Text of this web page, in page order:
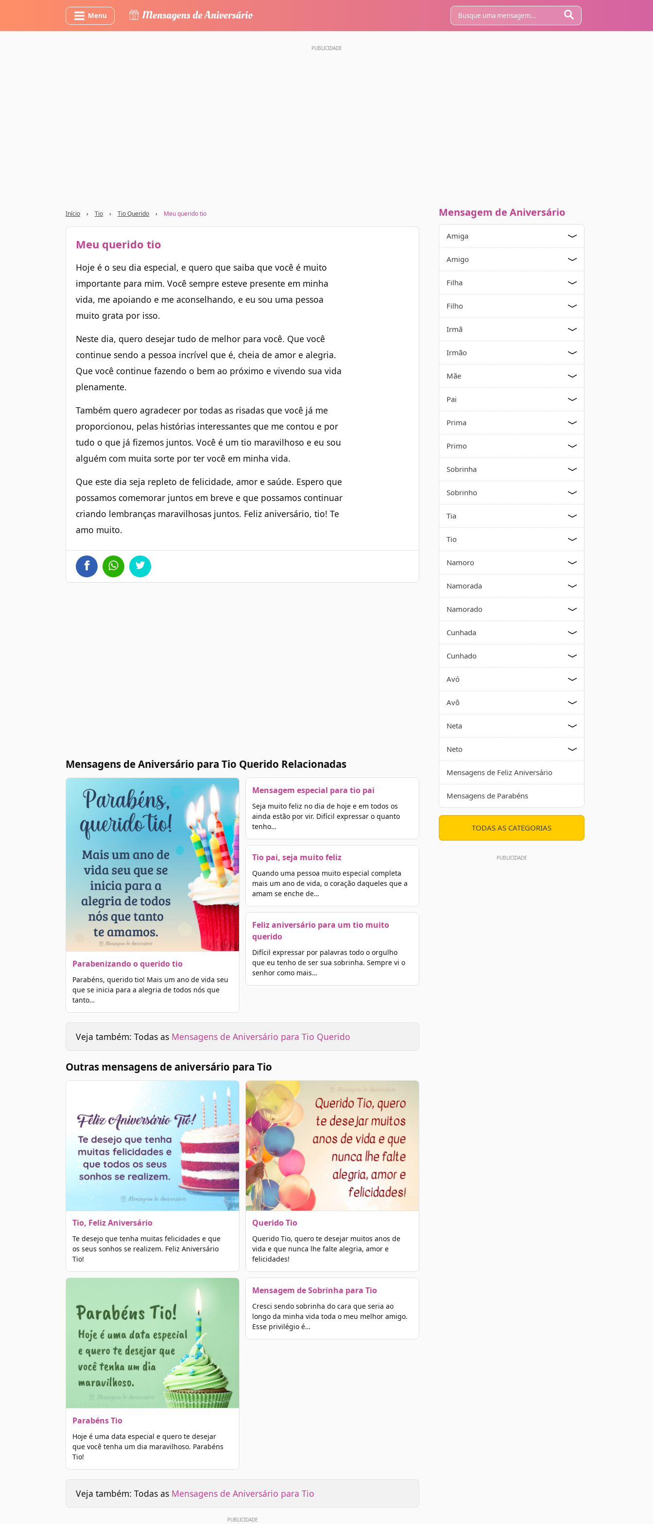
Menu
Início › Tio › Tio Querido › Meu querido tio
Meu querido tio
Hoje é o seu dia especial, e quero que saiba que você é muito
importante para mim. Você sempre esteve presente em minha
vida, me apoiando e me aconselhando, e eu sou uma pessoa
muito grata por isso.
Neste dia, quero desejar tudo de melhor para você. Que você
continue sendo a pessoa incrível que é, cheia de amor e alegria.
Que você continue fazendo o bem ao próximo e vivendo sua vida
plenamente.
Também quero agradecer por todas as risadas que você já me
proporcionou, pelas histórias interessantes que me contou e por
tudo o que já fizemos juntos. Você é um tio maravilhoso e eu sou
alguém com muita sorte por ter você em minha vida.
Que este dia seja repleto de felicidade, amor e saúde. Espero que
possamos comemorar juntos em breve e que possamos continuar
criando lembranças maravilhosas juntos. Feliz aniversário, tio! Te
amo muito.
Mensagens de Aniversário para Tio Querido Relacionadas
Parabenizando o querido tio
Parabéns, querido tio! Mais um ano de vida seu
que se inicia para a alegria de todos nós que
tanto…
Mensagem especial para tio pai
Seja muito feliz no dia de hoje e em todos os
ainda estão por vir. Difícil expressar o quanto
tenho…
Tio pai, seja muito feliz
Quando uma pessoa muito especial completa
mais um ano de vida, o coração daqueles que a
amam se enche de…
Feliz aniversário para um tio muito
querido
Difícil expressar por palavras todo o orgulho
que eu tenho de ser sua sobrinha. Sempre vi o
senhor como mais…
Veja também: Todas as Mensagens de Aniversário para Tio Querido
Outras mensagens de aniversário para Tio
Tio, Feliz Aniversário
Te desejo que tenha muitas felicidades e que
os seus sonhos se realizem. Feliz Aniversário
Tio!
Parabéns Tio
Hoje é uma data especial e quero te desejar
que você tenha um dia maravilhoso. Parabéns
Tio!
Querido Tio
Querido Tio, quero te desejar muitos anos de
vida e que nunca lhe falte alegria, amor e
felicidades!
Mensagem de Sobrinha para Tio
Cresci sendo sobrinha do cara que seria ao
longo da minha vida toda o meu melhor amigo.
Esse privilégio é…
Veja também: Todas as Mensagens de Aniversário para Tio
Mensagem de Aniversário
Amiga
Amigo
Filha
Filho
Irmã
Irmão
Mãe
Pai
Prima
Primo
Sobrinha
Sobrinho
Tia
Tio
Namoro
Namorada
Namorado
Cunhada
Cunhado
Avó
Avô
Neta
Neto
Mensagens de Feliz Aniversário
Mensagens de Parabéns
TODAS AS CATEGORIAS